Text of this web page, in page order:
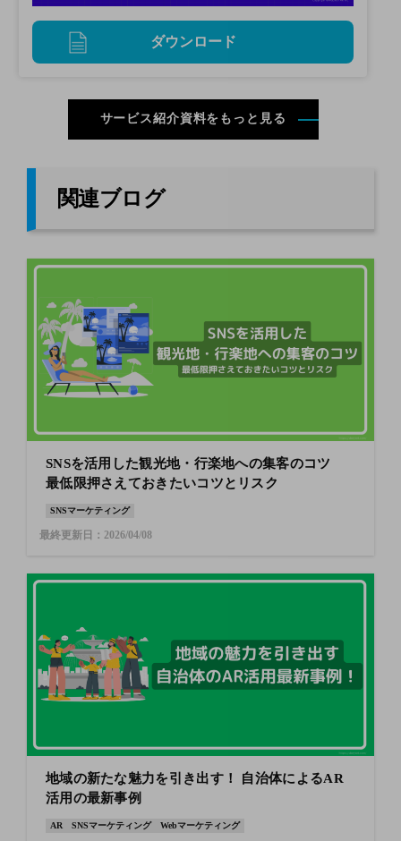
ダウンロード
サービス紹介資料をもっと見る
関連ブログ
SNSを活用した観光地・行楽地への集客のコツ
最低限押さえておきたいコツとリスク
SNSマーケティング
最終更新日：2026/04/08
地域の新たな魅力を引き出す！ 自治体によるAR
活用の最新事例
AR SNSマーケティング Webマーケティング